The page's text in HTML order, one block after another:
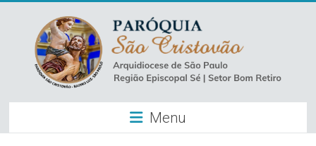
content
Paróquia
São
Menu